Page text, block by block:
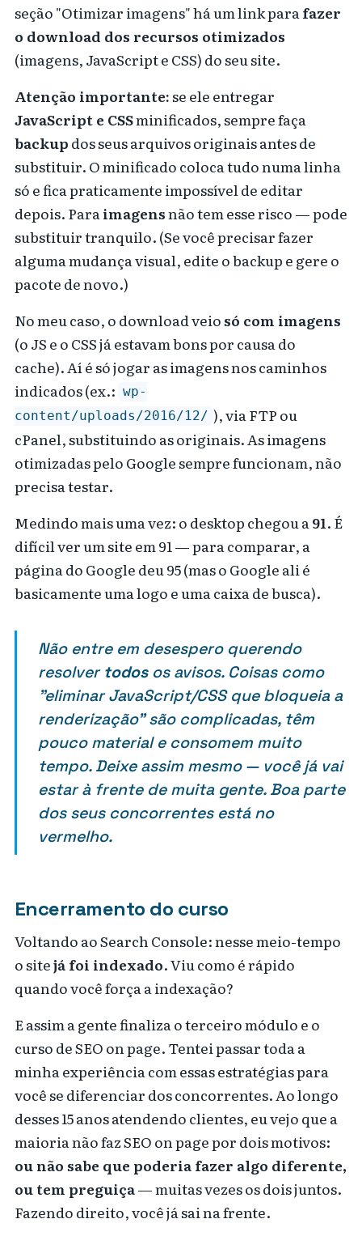
seção "Otimizar imagens" há um link para fazer
o download dos recursos otimizados
(imagens, JavaScript e CSS) do seu site.
Atenção importante:se ele entregar
JavaScript e CSSminificados, sempre faça
backupdos seus arquivos originais antes de
substituir. O minificado coloca tudo numa linha
só e fica praticamente impossível de editar
depois. Para imagensnão tem esse risco — pode
substituir tranquilo. (Se você precisar fazer
alguma mudança visual, edite o backup e gere o
pacote de novo.)
No meu caso, o download veiosó com imagens
(o JS e o CSS já estavam bons por causa do
cache). Aí é só jogar as imagens nos caminhos
indicados (ex.: wp-
content/uploads/2016/12/ ), via FTP ou
cPanel, substituindo as originais. As imagens
otimizadas pelo Google sempre funcionam, não
precisa testar.
Medindo mais uma vez: o desktop chegou a 91. É
difícil ver um site em 91 — para comparar, a
página do Google deu 95 (mas o Google ali é
basicamente uma logo e uma caixa de busca).
Não entre em desespero querendo
resolver todosos avisos. Coisas como
"eliminar JavaScript/CSS que bloqueia a
renderização" são complicadas, têm
pouco material e consomem muito
tempo. Deixe assim mesmo — você já vai
estar à frente de muita gente. Boa parte
dos seus concorrentes está no
vermelho.
Encerramento do curso
Voltando ao Search Console: nesse meio-tempo
o sitejá foi indexado. Viu como é rápido
quando você força a indexação?
E assim a gente finaliza o terceiro módulo e o
curso de SEO on page. Tentei passar toda a
minha experiência com essas estratégias para
você se diferenciar dos concorrentes. Ao longo
desses 15 anos atendendo clientes, eu vejo que a
maioria não faz SEO on page por dois motivos:
ou não sabe que poderia fazer algo diferente,
ou tem preguiça— muitas vezes os dois juntos.
Fazendo direito, você já sai na frente.